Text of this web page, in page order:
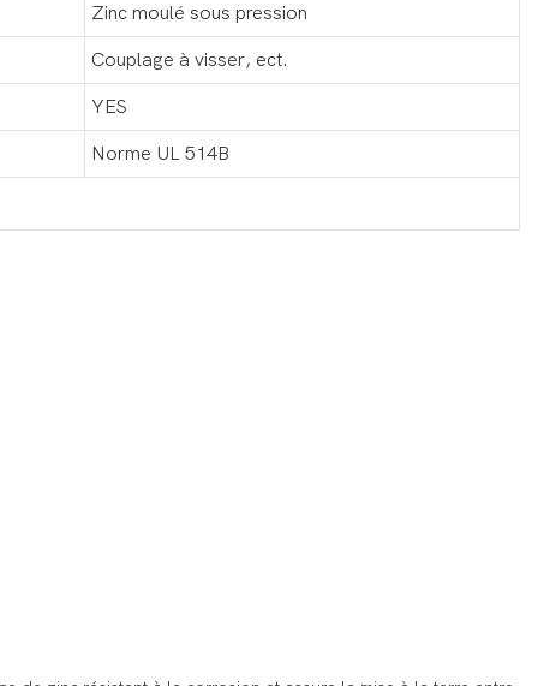
Zinc moulé sous pression
Couplage à visser, ect.
YES
Norme UL 514B